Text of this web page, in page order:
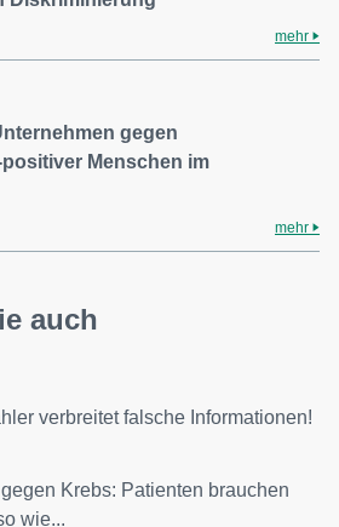
mehr
gegen
Menschen im
mehr
auch
verbreitet falsche Informationen!
Krebs: Patienten brauchen
wie...